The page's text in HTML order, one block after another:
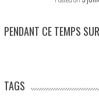
PENDANT CE TEMPS
TAGS